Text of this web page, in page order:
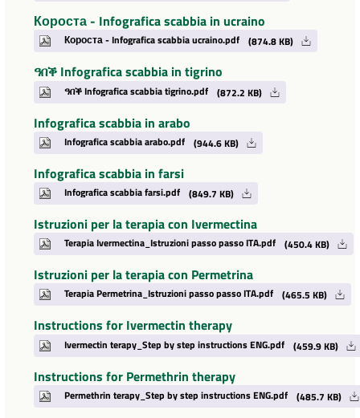
Короста - Infografica scabbia in ucraino
Короста - Infografica scabbia ucraino.pdf (874.8 KB)
ዓበቕ Infografica scabbia in tigrino
ዓበቕ Infografica scabbia tigrino.pdf (872.2 KB)
Infografica scabbia in arabo
Infografica scabbia arabo.pdf (944.6 KB)
Infografica scabbia in farsi
Infografica scabbia farsi.pdf (849.7 KB)
Istruzioni per la terapia con Ivermectina
Terapia Ivermectina_Istruzioni passo passo ITA.pdf (450.4 KB)
Istruzioni per la terapia con Permetrina
Terapia Permetrina_Istruzioni passo passo ITA.pdf (465.5 KB)
Instructions for Ivermectin therapy
Ivermectin terapy_Step by step instructions ENG.pdf (459.9 KB)
Instructions for Permethrin therapy
Permethrin terapy_Step by step instructions ENG.pdf (485.7 KB)